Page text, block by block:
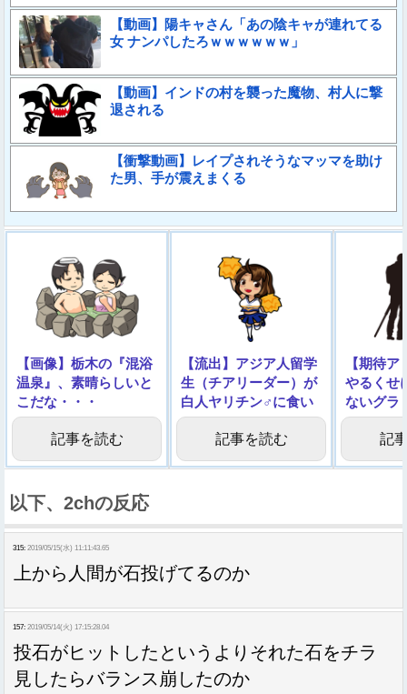
【動画】陽キャさん「あの陰キャが連れてる
女 ナンパしたろｗｗｗｗｗｗ」
【動画】インドの村を襲った魔物、村人に撃
退される
【衝撃動画】レイプされそうなマッマを助け
た男、手が震えまくる
【画像】栃木の『混浴
温泉』、素晴らしいと
こだな・・・
記事を読む
【流出】アジア人留学
生（チアリーダー）が
白人ヤリチン♂に食い
荒らされる動画、エロ
記事を読む
【期待
やるくせ
ないグラ
記
以下、2chの反応
315: 2019/05/15(水) 11:11:43.65
上から人間が石投げてるのか
157: 2019/05/14(火) 17:15:28.04
投石がヒットしたというよりそれた石をチラ
見したらバランス崩したのか